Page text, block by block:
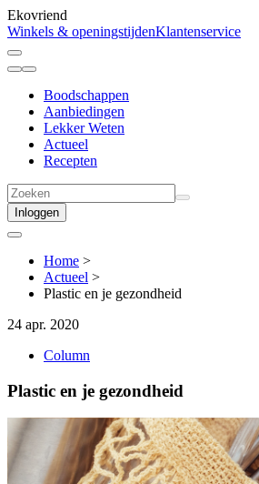
Ekovriend
Winkels & openingstijdenKlantenservice
Boodschappen
Aanbiedingen
Lekker Weten
Actueel
Recepten
Inloggen
Home >
Actueel >
Plastic en je gezondheid
24 apr. 2020
Column
Plastic en je gezondheid